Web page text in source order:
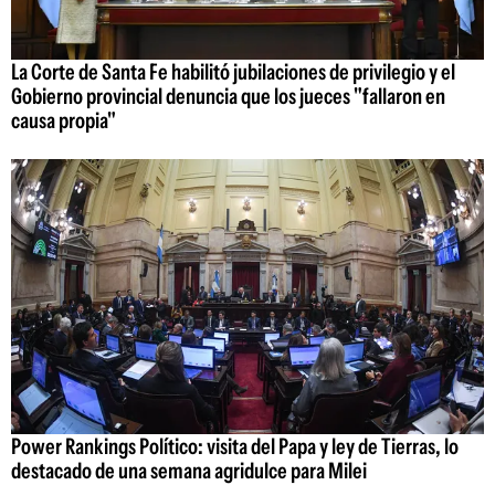
La Corte de Santa Fe habilitó jubilaciones de privilegio y el
Gobierno provincial denuncia que los jueces "fallaron en
causa propia"
Power Rankings Político: visita del Papa y ley de Tierras, lo
destacado de una semana agridulce para Milei